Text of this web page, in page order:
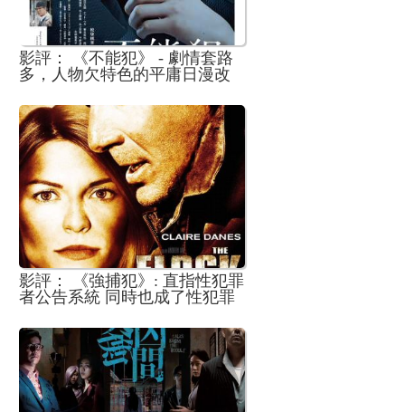
影評： 《不能犯》 - 劇情套路
多，人物欠特色的平庸日漫改
影評： 《強捕犯》: 直指性犯罪
者公告系統 同時也成了性犯罪